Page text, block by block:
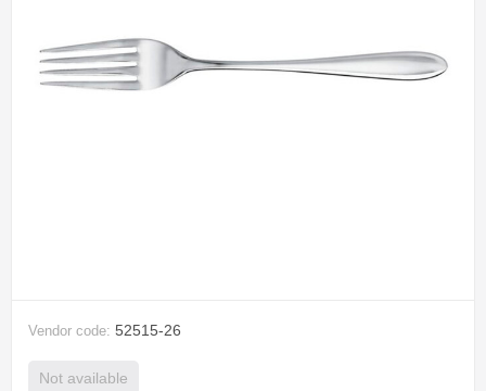
Vendor code: 52515-26
Not available